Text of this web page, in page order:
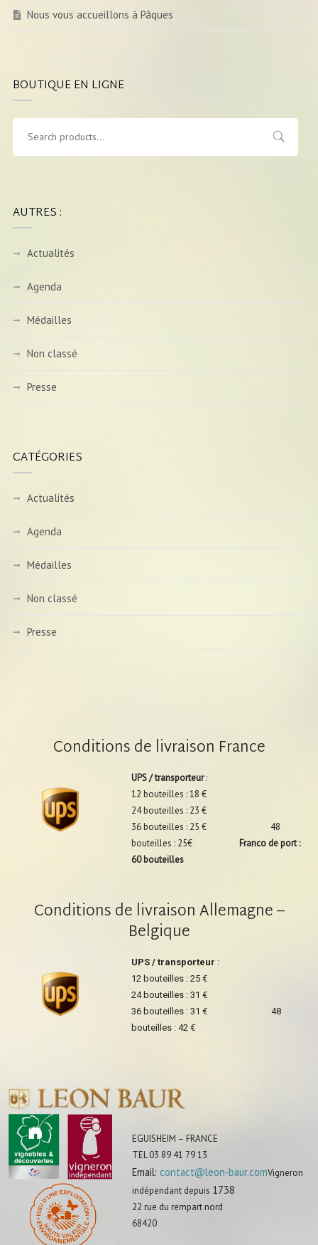
Nous vous accueillons à Pâques
BOUTIQUE EN LIGNE
AUTRES :
Actualités
Agenda
Médailles
Non classé
Presse
CATÉGORIES
Actualités
Agenda
Médailles
Non classé
Presse
Conditions de livraison France
UPS / transporteur:
12 bouteilles : 18 €
24 bouteilles : 23 €
36 bouteilles : 25 € 48
bouteilles : 25€
Franco de port :
60 bouteilles
Conditions de livraison Allemagne –
Belgique
UPS / transporteur :
12 bouteilles : 25 €
24 bouteilles : 31 €
36 bouteilles : 31 € 48
bouteilles : 42 €
EGUISHEIM – FRANCE
TEL 03 89 41 79 13
Email: contact@leon-baur.comVigneron
indépendant depuis 1738
22 rue du rempart nord
68420